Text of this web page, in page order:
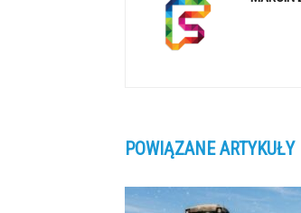
POWIĄZANE ARTYKUŁY